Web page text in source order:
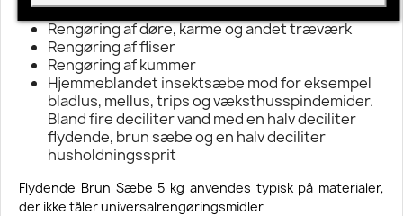
Rengøring af sten
Rengøring af døre, karme og andet træværk
Rengøring af fliser
Rengøring af kummer
Hjemmeblandet insektsæbe mod for eksempel
bladlus, mellus, trips og væksthusspindemider.
Bland fire deciliter vand med en halv deciliter
flydende, brun sæbe og en halv deciliter
husholdningssprit
Flydende Brun Sæbe 5 kg anvendes typisk på materialer,
der ikke tåler universalrengøringsmidler